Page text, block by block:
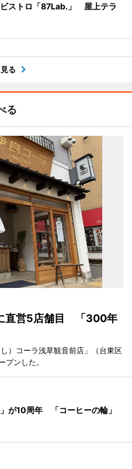
ストロ「87Lab.」 屋上テラ
る
る
直営5店舗目 「300年
）コーラ浅草観音前店」（台東区
ンした。
が10周年 「コーヒーの輪」